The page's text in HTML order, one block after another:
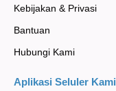
Kebijakan & Privasi
Bantuan
Hubungi Kami
Aplikasi Seluler Kami